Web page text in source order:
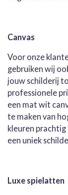
Canvas
Voor onze
gebruiken wij
jouw schilderij
professionele
een mat wit
te maken van
kleuren prachtig
een uniek
Luxe spielatten